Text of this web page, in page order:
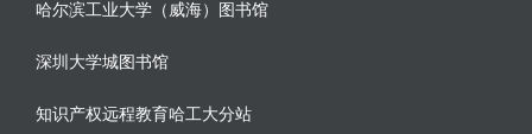
哈尔滨工业大学（威海）图书馆
深圳大学城图书馆
知识产权远程教育哈工大分站